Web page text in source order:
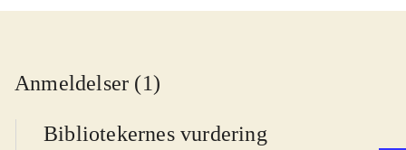
Anmeldelser (1)
Bibliotekernes vurdering